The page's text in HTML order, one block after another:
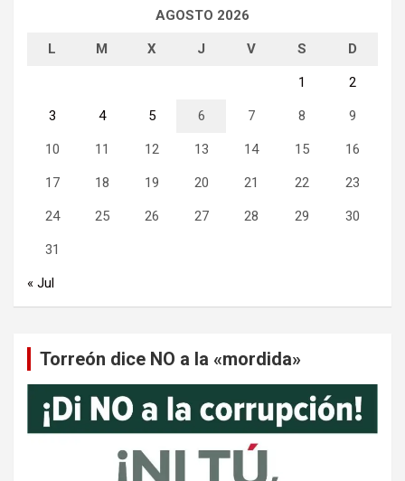
AGOSTO 2026
L M X J V S D
1 2
3 4 5 6 7 8 9
10 11 12 13 14 15 16
17 18 19 20 21 22 23
24 25 26 27 28 29 30
31
« Jul
Torreón dice NO a la «mordida»